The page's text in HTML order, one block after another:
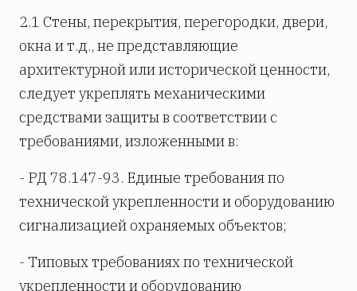
2.1 Стены, перекрытия, перегородки, двери,
окна и т.д., не представляющие
архитектурной или исторической ценности,
следует укреплять механическими
средствами защиты в соответствии с
требованиями, изложенными в:
- РД 78.147-93. Единые требования по
технической укрепленности и оборудованию
сигнализацией охраняемых объектов;
- Типовых требованиях по технической
укрепленности и оборудованию